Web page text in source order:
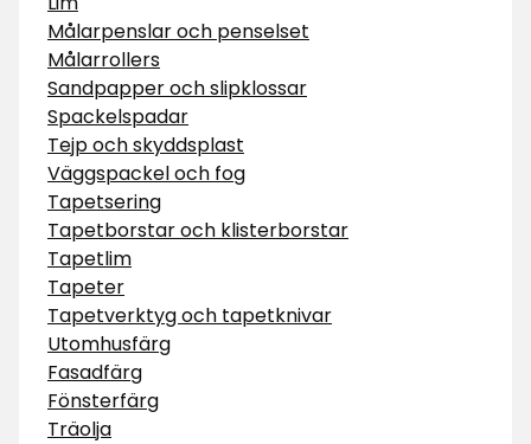
Målarpenslar och penselset
Målarrollers
Sandpapper och slipklossar
Spackelspadar
Tejp och skyddsplast
Väggspackel och fog
Tapetsering
Tapetborstar och klisterborstar
Tapetlim
Tapeter
Tapetverktyg och tapetknivar
Utomhusfärg
Fasadfärg
Fönsterfärg
Träolja